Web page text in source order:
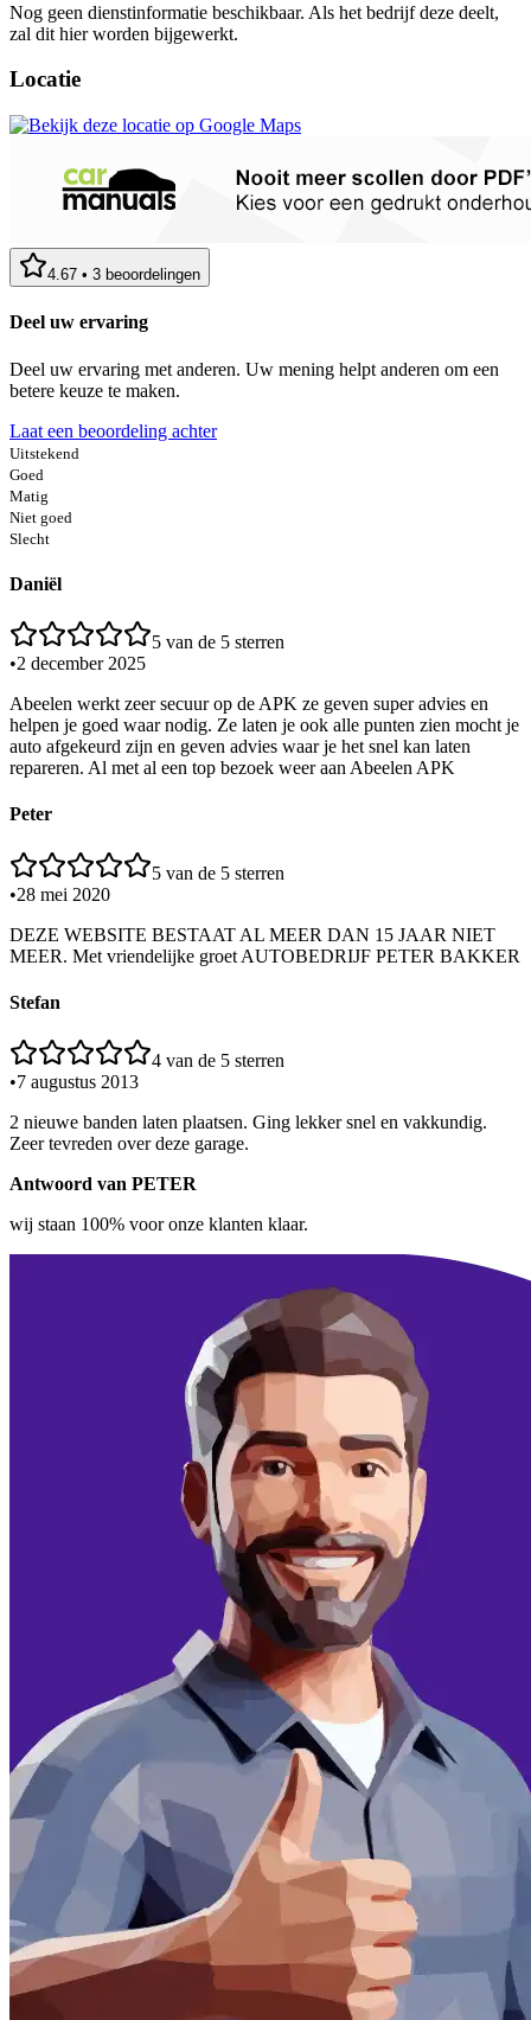
Nog geen dienstinformatie beschikbaar. Als het bedrijf deze deelt,
zal dit hier worden bijgewerkt.
Locatie
4.67 • 3 beoordelingen
Deel uw ervaring
Deel uw ervaring met anderen. Uw mening helpt anderen om een
betere keuze te maken.
Laat een beoordeling achter
Uitstekend
Goed
Matig
Niet goed
Slecht
Daniël
5 van de 5 sterren
•2 december 2025
Abeelen werkt zeer secuur op de APK ze geven super advies en
helpen je goed waar nodig. Ze laten je ook alle punten zien mocht je
auto afgekeurd zijn en geven advies waar je het snel kan laten
repareren. Al met al een top bezoek weer aan Abeelen APK
Peter
5 van de 5 sterren
•28 mei 2020
DEZE WEBSITE BESTAAT AL MEER DAN 15 JAAR NIET
MEER. Met vriendelijke groet AUTOBEDRIJF PETER BAKKER
Stefan
4 van de 5 sterren
•7 augustus 2013
2 nieuwe banden laten plaatsen. Ging lekker snel en vakkundig.
Zeer tevreden over deze garage.
Antwoord van PETER
wij staan 100% voor onze klanten klaar.